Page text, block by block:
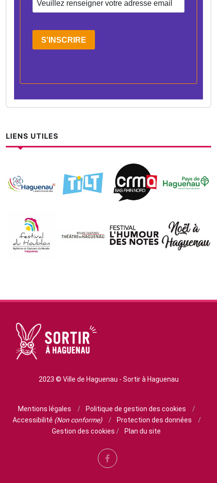
S'INSCRIRE
LIENS UTILES
2023 © Ville de Haguenau - Sortir à Haguenau
Mentions légales / Politique de gestion des cookies
/
Accessibilité (Non conforme) / Protection des données
/
Gestion des cookies / Plan du site